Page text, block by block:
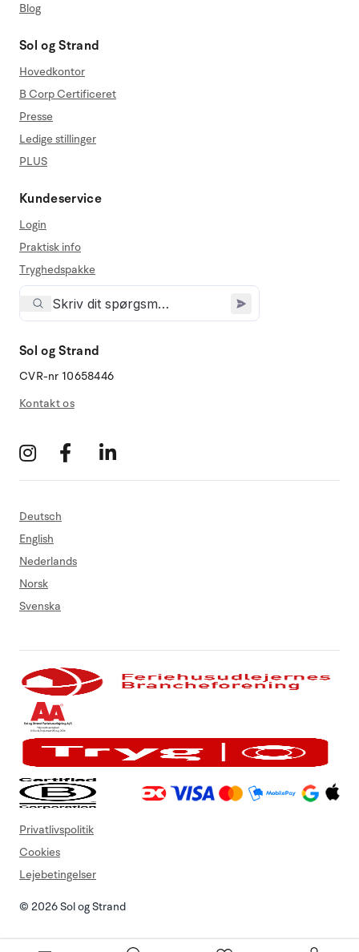
Blog
Sol og Strand
Hovedkontor
B Corp Certificeret
Presse
Ledige stillinger
PLUS
Kundeservice
Login
Praktisk info
Tryghedspakke
Sol og Strand
CVR-nr 10658446
Kontakt os
Deutsch
English
Nederlands
Norsk
Svenska
© 2026 Sol og Strand
Privatlivspolitik
Cookies
Lejebetingelser